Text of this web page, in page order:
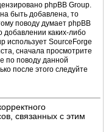
phpBB Group.
быть добавлена, то
поводу думает phpBB
добавлении каких-либо
использует SourceForge
сначала просмотрите
по поводу данной
после этого следуйте
связанных с этим